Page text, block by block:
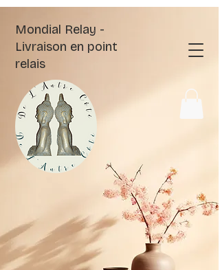
Mondial Relay -
Livraison en point
relais